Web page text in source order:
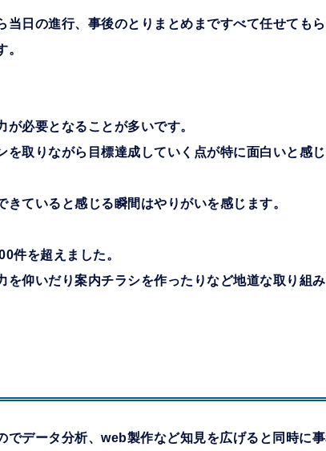
日の進行、事後のとりまとめまですべて任せてもら
必要となることが多いです。
取りながら目標達成していく点が特に面白いと感じ
ていると感じる瞬間はやりがいを感じます。
件を超えました。
仰いだり案内チラシを作ったりなど地道な取り組み
でデータ分析、web製作など知見を広げると同時に